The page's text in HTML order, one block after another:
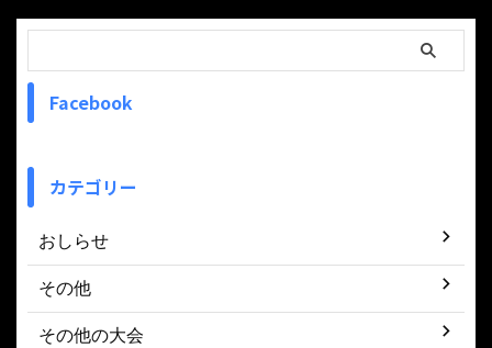
Facebook
カテゴリー
おしらせ
その他
その他の大会